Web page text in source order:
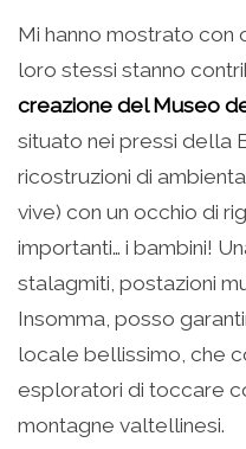
Mi hanno mostrato con
loro stessi stanno
creazione del Museo
situato nei pressi della
ricostruzioni di
vive) con un occhio di
importanti… i bambini!
stalagmiti, postazioni
Insomma, posso
locale bellissimo, che
esploratori di toccare
montagne valtellinesi.